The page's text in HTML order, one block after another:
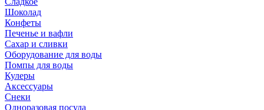
Шоколад
Конфеты
Печенье и вафли
Сахар и сливки
Оборудование для воды
Помпы для воды
Кулеры
Аксессуары
Снеки
Одноразовая посуда